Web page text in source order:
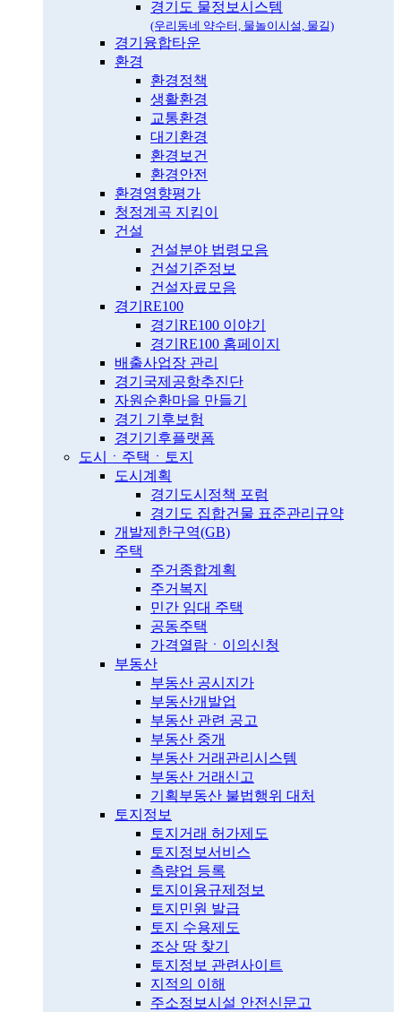
경기도 물정보시스템
(우리동네 약수터, 물놀이시설, 물길)
경기융합타운
환경
환경정책
생활환경
교통환경
대기환경
환경보건
환경안전
환경영향평가
청정계곡 지킴이
건설
건설분야 법령모음
건설기준정보
건설자료모음
경기RE100
경기RE100 이야기
경기RE100 홈페이지
배출사업장 관리
경기국제공항추진단
자원순환마을 만들기
경기 기후보험
경기기후플랫폼
도시ㆍ주택ㆍ토지
도시계획
경기도시정책 포럼
경기도 집합건물 표준관리규약
개발제한구역(GB)
주택
주거종합계획
주거복지
민간 임대 주택
공동주택
가격열람ㆍ이의신청
부동산
부동산 공시지가
부동산개발업
부동산 관련 공고
부동산 중개
부동산 거래관리시스템
부동산 거래신고
기획부동산 불법행위 대처
토지정보
토지거래 허가제도
토지정보서비스
측량업 등록
토지이용규제정보
토지민원 발급
토지 수용제도
조상 땅 찾기
토지정보 관련사이트
지적의 이해
주소정보시설 안전신문고